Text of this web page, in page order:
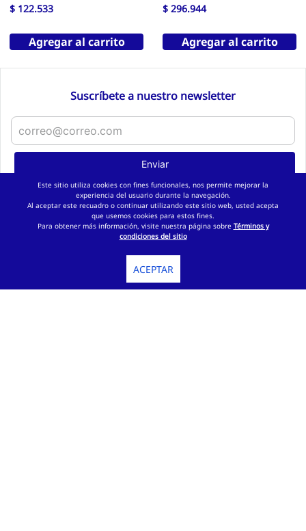
$ 122.533
Agregar al carrito
$ 296.944
Agregar al carrito
Suscríbete a nuestro newsletter
Enviar
Aceptas Tratamiento de datos personales
ACEPTAR
Este sitio utiliza cookies con fines funcionales, nos permite mejorar la
experiencia del usuario durante la navegación.
Al aceptar este recuadro o continuar utilizando este sitio web, usted acepta
que usemos cookies para estos fines.
Para obtener más información, visite nuestra página sobre Términos y
condiciones del sitio